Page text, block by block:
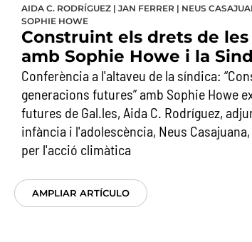
AIDA C. RODRÍGUEZ | JAN FERRER | NEUS
SOPHIE HOWE
Construint els drets de
amb Sophie Howe i la
Conferència a l'altaveu de la síndica:
generacions futures” amb Sophie Howe
futures de Gal.les, Aida C. Rodríguez,
infància i l'adolescència, Neus
per l'acció climàtica
AMPLIAR ARTÍCULO